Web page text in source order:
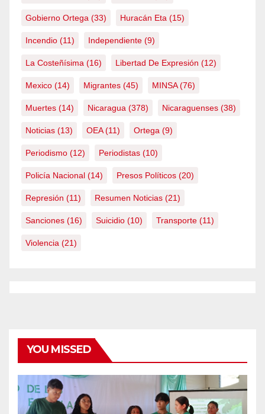
Gobierno Ortega (33) Huracán Eta (15)
Incendio (11) Independiente (9)
La Costeñísima (16) Libertad De Expresión (12)
Mexico (14) Migrantes (45) MINSA(76)
Muertes (14) Nicaragua (378) Nicaraguenses (38)
Noticias (13) OEA(11) Ortega (9)
Periodismo (12) Periodistas (10)
Policía Nacional (14) Presos Políticos (20)
Represión (11) Resumen Noticias (21)
Sanciones (16) Suicidio (10) Transporte (11)
Violencia (21)
YOU MISSED